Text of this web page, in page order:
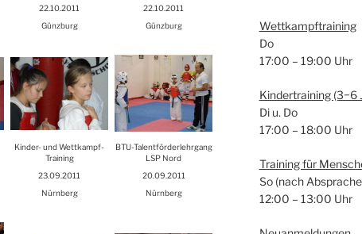
22.10.2011
22.10.2011
Günz­burg Günz­burg
Kin­der- und Wett­kampf-
Trai­ning
BTU-Talent­för­der­lehr­gang
LSP Nord
23.09.2011
20.09.2011
Nürn­berg Nürn­berg
Wett­kampf­trai­ning
Do
17:00 – 19:00 Uhr
Kin­der­trai­ning (3−6
Di u. Do
17:00 – 18:00 Uhr
Trai­ning für
So (nach
12:00 – 13:00 Uhr